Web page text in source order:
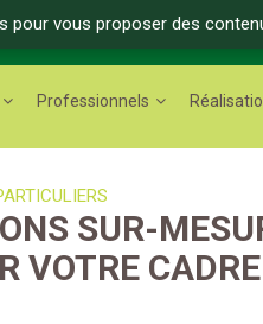
Professionnels
SUR-
VOTRE
pour vous proposer des